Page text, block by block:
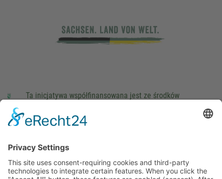
Ta inicjatywa współfinansowana jest ze środków
parlamentarzystów Landtagu Saksońskiego budżetu.
stopka redakcyjna